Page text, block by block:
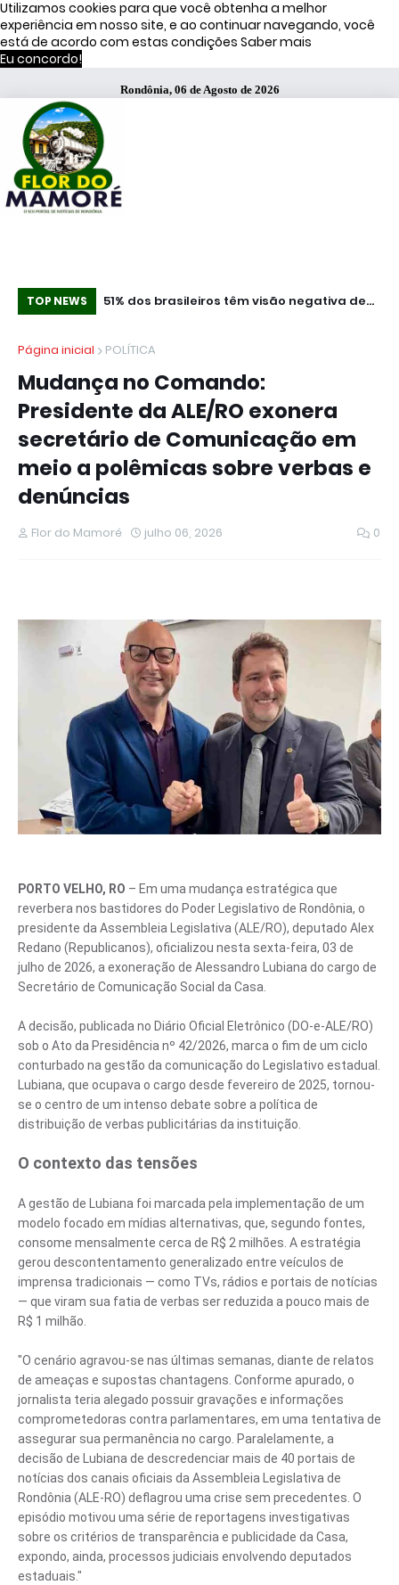
Utilizamos cookies para que você obtenha a melhor
experiência em nosso site, e ao continuar navegando, você
está de acordo com estas condições Saber mais
Eu concordo!
Rondônia, 06 de Agosto de 2026
TOP NEWS
Operação
51% dos brasileiros têm visão negativa de
Página inicial
POLÍTICA
Mudança no Comando:
Presidente da ALE/RO exonera
secretário de Comunicação em
meio a polêmicas sobre verbas e
denúncias
Flor do Mamoré julho 06, 2026 0
PORTO VELHO, RO – Em uma mudança estratégica que
reverbera nos bastidores do Poder Legislativo de Rondônia, o
presidente da Assembleia Legislativa (ALE/RO), deputado Alex
Redano (Republicanos), oficializou nesta sexta-feira, 03 de
julho de 2026, a exoneração de Alessandro Lubiana do cargo de
Secretário de Comunicação Social da Casa.
A decisão, publicada no Diário Oficial Eletrônico (DO-e-ALE/RO)
sob o Ato da Presidência nº 42/2026, marca o fim de um ciclo
conturbado na gestão da comunicação do Legislativo estadual.
Lubiana, que ocupava o cargo desde fevereiro de 2025, tornou-
se o centro de um intenso debate sobre a política de
distribuição de verbas publicitárias da instituição.
O contexto das tensões
A gestão de Lubiana foi marcada pela implementação de um
modelo focado em mídias alternativas, que, segundo fontes,
consome mensalmente cerca de R$ 2 milhões. A estratégia
gerou descontentamento generalizado entre veículos de
imprensa tradicionais — como TVs, rádios e portais de notícias
— que viram sua fatia de verbas ser reduzida a pouco mais de
R$ 1 milhão.
"O cenário agravou-se nas últimas semanas, diante de relatos
de ameaças e supostas chantagens. Conforme apurado, o
jornalista teria alegado possuir gravações e informações
comprometedoras contra parlamentares, em uma tentativa de
assegurar sua permanência no cargo. Paralelamente, a
decisão de Lubiana de descredenciar mais de 40 portais de
notícias dos canais oficiais da Assembleia Legislativa de
Rondônia (ALE-RO) deflagrou uma crise sem precedentes. O
episódio motivou uma série de reportagens investigativas
sobre os critérios de transparência e publicidade da Casa,
expondo, ainda, processos judiciais envolvendo deputados
estaduais."